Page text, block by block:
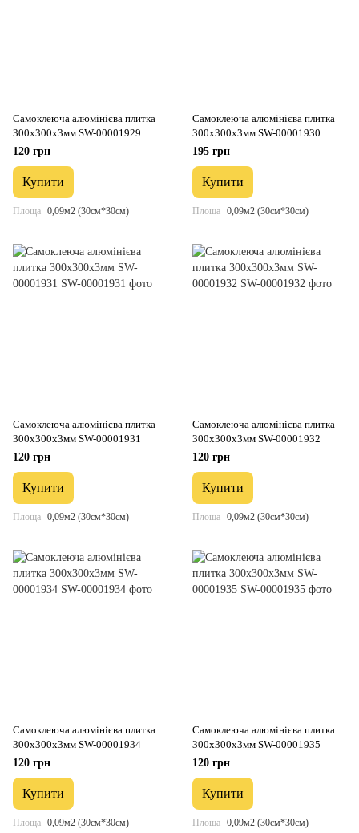
Самоклеюча алюмінієва плитка
300х300х3мм SW-00001929
120 грн
Купити
Площа 0,09м2 (30см*30см)
Самоклеюча алюмінієва плитка
300х300х3мм SW-00001930
195 грн
Купити
Площа 0,09м2 (30см*30см)
Самоклеюча алюмінієва плитка
300х300х3мм SW-00001931
120 грн
Купити
Площа 0,09м2 (30см*30см)
Самоклеюча алюмінієва плитка
300х300х3мм SW-00001932
120 грн
Купити
Площа 0,09м2 (30см*30см)
Самоклеюча алюмінієва плитка
300х300х3мм SW-00001934
120 грн
Купити
Площа 0,09м2 (30см*30см)
Самоклеюча алюмінієва плитка
300х300х3мм SW-00001935
120 грн
Купити
Площа 0,09м2 (30см*30см)